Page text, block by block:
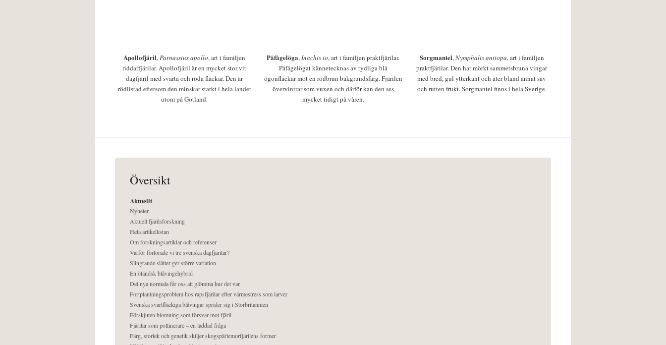
Apollofjäril,Parnassius apollo, art i familjen
riddarfjärilar. Apollofjäril är en mycket stor vit
dagfjäril med svarta och röda fläckar. Den är
rödlistad eftersom den minskar starkt i hela landet
utom på Gotland.
Påfågelöga,Inachis io, art i familjen praktfjärilar.
Påfågelögat kännetecknas av tydliga blå
ögonfläckar mot en rödbrun bakgrundsfärg. Fjärilen
övervintrar som vuxen och därför kan den ses
mycket tidigt på våren.
Sorgmantel,Nymphalis antiopa, art i familjen
praktfjärilar. Den har mörkt sammetsbruna vingar
med bred, gul ytterkant och äter bland annat sav
och rutten frukt. Sorgmantel finns i hela Sverige.
Översikt
Aktuellt
Nyheter
Aktuell fjärilsforskning
Hela artikellistan
Om forskningsartiklar och referenser
Varför förlorade vi tre svenska dagfjärilar?
Slingrande slåtter ger större variation
En öländsk blåvingehybrid
Det nya normala får oss att glömma hur det var
Fortplantningsproblem hos rapsfjärilar efter värmestress som larver
Svenska svartfläckiga blåvingar sprider sig i Storbritannien
Förskjuten blomning som försvar mot fjäril
Fjärilar som pollinerare – en laddad fråga
Färg, storlek och genetik skiljer skogspärlemorfjärilens former